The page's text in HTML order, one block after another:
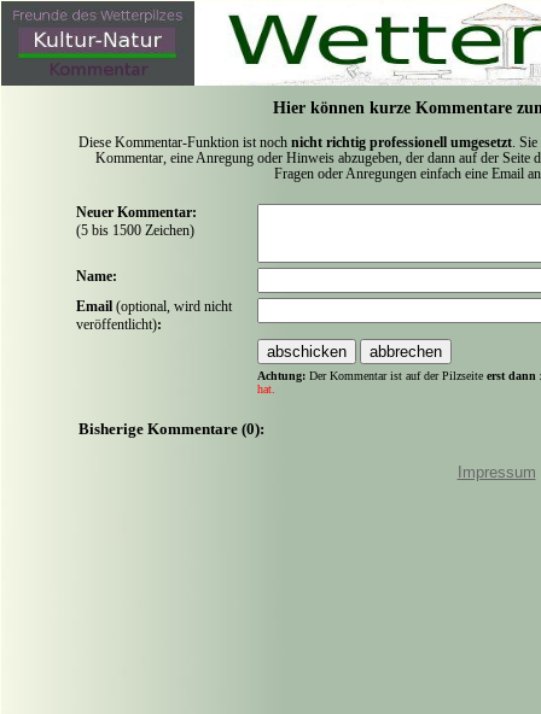
Hier können kurze Kommentare
Diese Kommentar-Funktion ist noch nicht richtig professionell umgesetzt .
Kommentar, eine Anregung oder Hinweis abzugeben, der dann auf der
Fragen oder Anregungen einfach eine Email
Neuer Kommentar:
(5 bis 1500 Zeichen)
Name:
Email (optional, wird nicht
veröffentlicht):
Achtung: Der Kommentar ist auf der Pilzseite erst dann
hat.
Bisherige Kommentare (0):
Impressum